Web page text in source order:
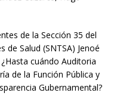
de la Sección 35 del
Salud (SNTSA) Jenoé
cuándo Auditoria
de la Función Pública y
Gubernamental?